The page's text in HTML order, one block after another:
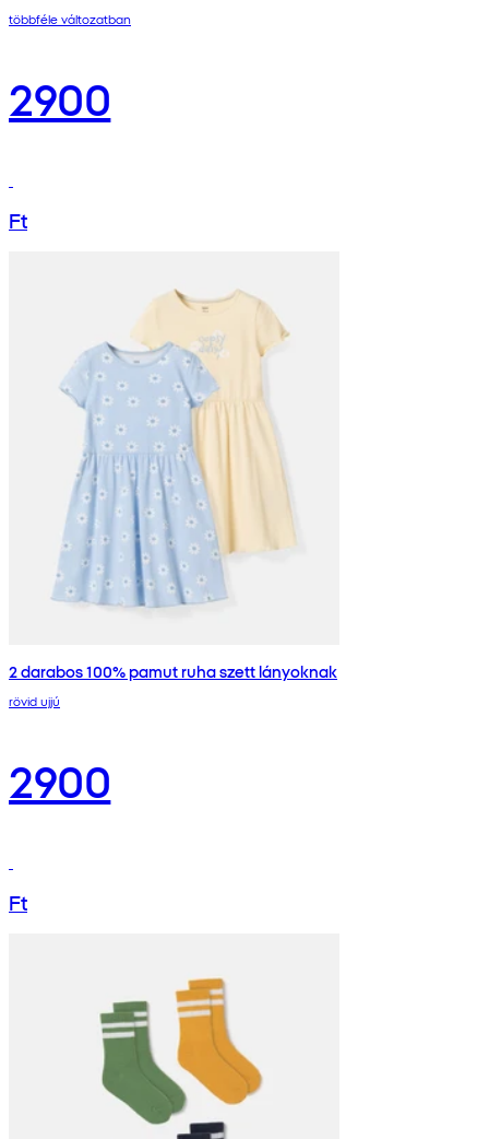
többféle változatban
2900
Ft
2 darabos 100% pamut ruha szett lányoknak
rövid ujjú
2900
Ft